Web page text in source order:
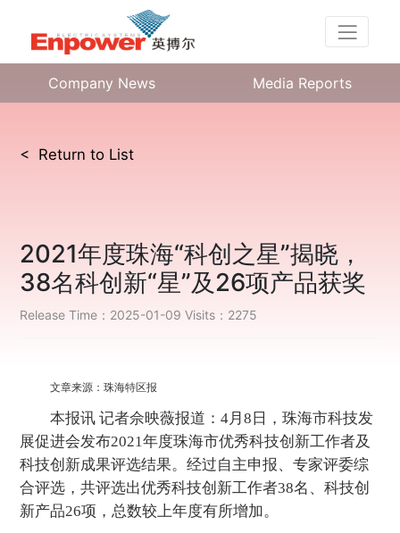
Company News Media Reports
< Return to List
2021年度珠海“科创之星”揭晓，
38名科创新“星”及26项产品获奖
Release Time：2025-01-09 Visits：2275
文章来源：珠海特区报
本报讯 记者佘映薇报道：4月8日，珠海市科技发
展促进会发布2021年度珠海市优秀科技创新工作者及
科技创新成果评选结果。经过自主申报、专家评委综
合评选，共评选出优秀科技创新工作者38名、科技创
新产品26项，总数较上年度有所增加。